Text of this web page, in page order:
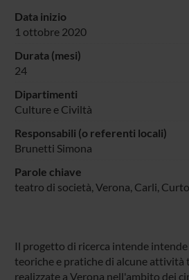
Data inizio
1 ottobre 2020
Durata (mesi)
24
Dipartimenti
Culture e Civiltà
Responsabili (o referenti locali)
Brunetti Simona
Parole chiave
teatro di società, Verona, Carli,
Il progetto di ricerca intende
teoriche e pratiche di alcune attività
realizzate a Verona nell'ambito dei